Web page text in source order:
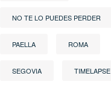
NO TE LO PUEDES PERDER
PAELLA ROMA
SEGOVIA TIMELAPSE